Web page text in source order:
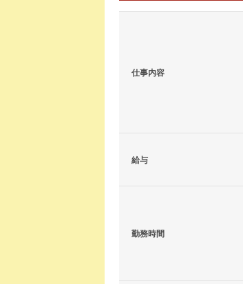
仕事内容
給与
勤務時間